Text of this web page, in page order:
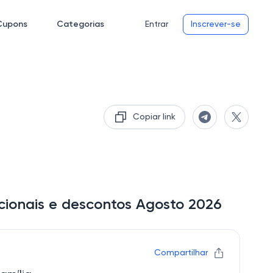
Categorias Entrar Inscrever-se
Copiar link
e descontos Agosto 2026
Compartilhar